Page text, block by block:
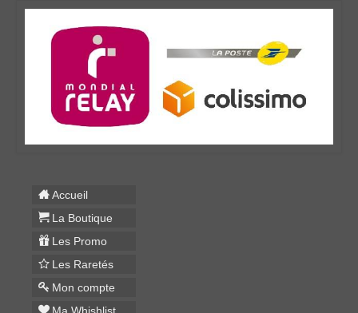
Accueil
La Boutique
Les Promo
Les Raretés
Mon compte